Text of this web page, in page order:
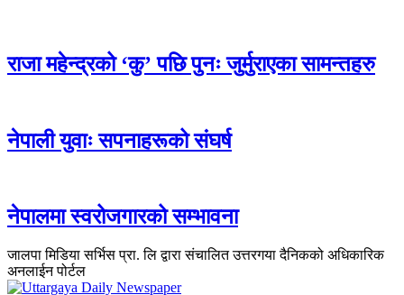
राजा महेन्द्रको ‘कु’ पछि पुनः जुर्मुराएका सामन्तहरु
नेपाली युवाः सपनाहरूको संघर्ष
नेपालमा स्वरोजगारको सम्भावना
जालपा मिडिया सर्भिस प्रा. लि द्वारा संचालित उत्तरगया दैनिकको अधिकारिक
अनलाईन पोर्टल